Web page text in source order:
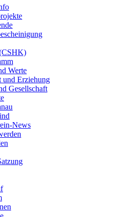
Werte
und Erziehung
Gesellschaft
News